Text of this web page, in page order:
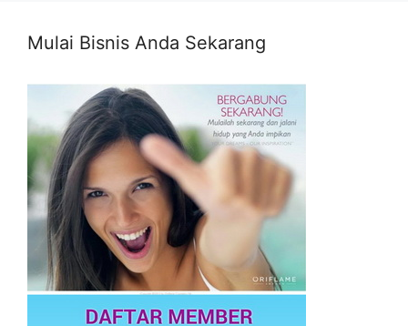
Mulai Bisnis Anda Sekarang